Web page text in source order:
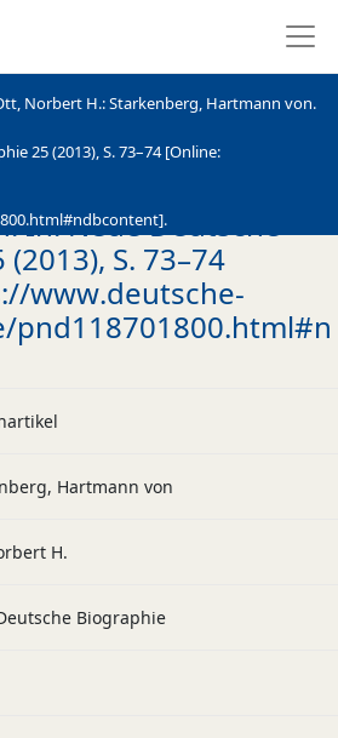
Norbert H.: Starkenberg, Hartmann von.
25 (2013), S. 73–74 [Online:
Starkenberg,
In: Neue Deutsche
S. 73–74
www.deutsche-
pnd118701800.html#n
Hartmann von
H.
Biographie